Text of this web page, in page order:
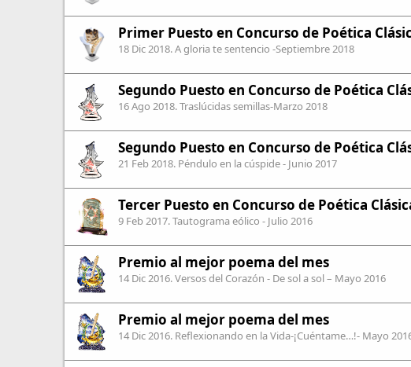
Primer Puesto en Concurso de Poética
18 Dic 2018. A gloria te sentencio -Septiembre 2018
Segundo Puesto en Concurso de Poética
16 Ago 2018. Traslúcidas semillas-Marzo 2018
Segundo Puesto en Concurso de Poética
21 Feb 2018. Péndulo en la cúspide - Junio 2017
Tercer Puesto en Concurso de Poética
9 Feb 2017. Tautograma eólico - Julio 2016
Premio al mejor poema del mes
14 Dic 2016. Versos del Corazón - De sol a sol – Mayo 2016
Premio al mejor poema del mes
14 Dic 2016. Reflexionando en la Vida-¡Cuéntame…!- Mayo